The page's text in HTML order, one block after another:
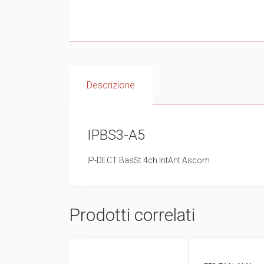
Descrizione
IPBS3-A5
IP-DECT BasSt 4ch IntAnt Ascom
Prodotti correlati